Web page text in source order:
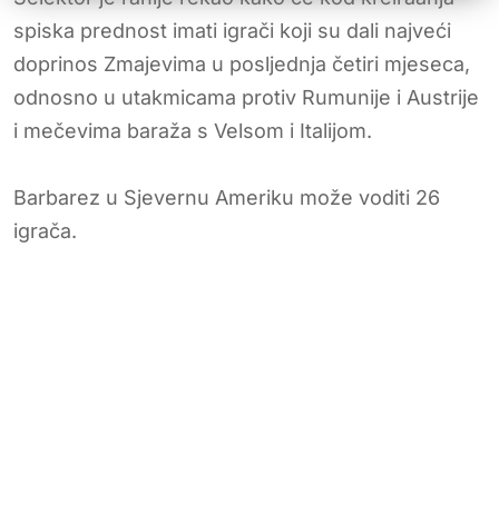
spiska prednost imati igrači koji su dali najveći
doprinos Zmajevima u posljednja četiri mjeseca,
odnosno u utakmicama protiv Rumunije i Austrije
i mečevima baraža s Velsom i Italijom.
Barbarez u Sjevernu Ameriku može voditi 26
igrača.